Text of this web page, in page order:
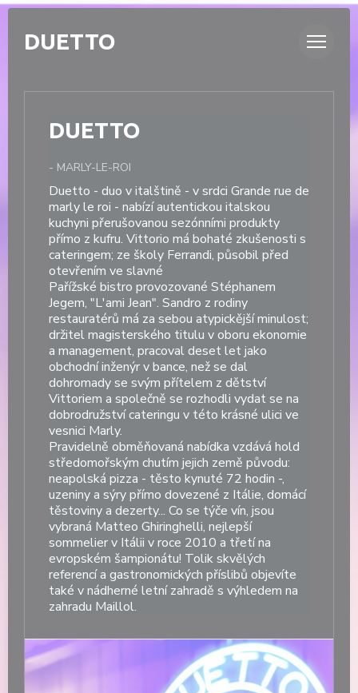
Panel pro správu cookies
DUETTO
DUETTO
- MARLY-LE-ROI
Duetto - duo v italštině - v srdci Grande rue de
marly le roi - nabízí autentickou italskou
kuchyni přerušovanou sezónními produkty
přímo z kufru. Vittorio má bohaté zkušenosti s
cateringem; ze školy Ferrandi, působil před
otevřením ve slavné
Pařížské bistro provozované Stéphanem
Jegem, "L'ami Jean". Sandro z rodiny
restauratérů má za sebou atypickější minulost;
držitel magisterského titulu v oboru ekonomie
a management, pracoval deset let jako
obchodní inženýr v bance, než se dal
dohromady se svým přítelem z dětství
Vittoriem a společně se rozhodli vydat se na
dobrodružství cateringu v této krásné ulici ve
vesnici Marly.
Pravidelně obměňovaná nabídka vzdává hold
středomořským chutím jejich země původu:
neapolská pizza - těsto kynuté 72 hodin -,
uzeniny a sýry přímo dovezené z Itálie, domácí
těstoviny a dezerty... Co se týče vín, jsou
vybraná Matteo Ghiringhelli, nejlepší
sommelier v Itálii v roce 2010 a třetí na
evropském šampionátu! Tolik skvělých
referencí a gastronomických příslibů objevíte
také v nádherné letní zahradě s výhledem na
zahradu Maillol.